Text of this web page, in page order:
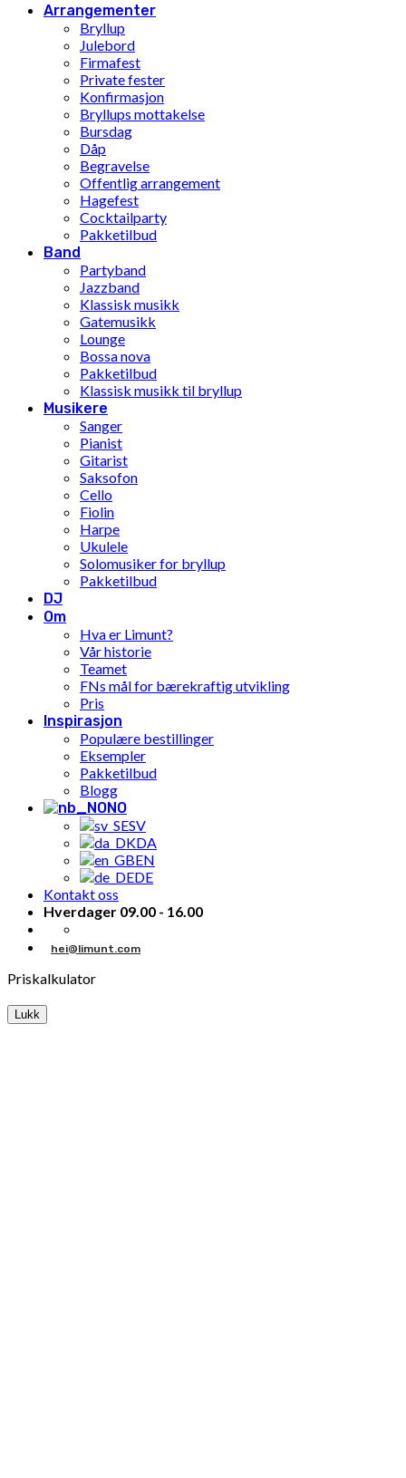
Arrangementer
Bryllup
Julebord
Firmafest
Private fester
Konfirmasjon
Bryllups mottakelse
Bursdag
Dåp
Begravelse
Offentlig arrangement
Hagefest
Cocktailparty
Pakketilbud
Band
Partyband
Jazzband
Klassisk musikk
Gatemusikk
Lounge
Bossa nova
Pakketilbud
Klassisk musikk til bryllup
Musikere
Sanger
Pianist
Gitarist
Saksofon
Cello
Fiolin
Harpe
Ukulele
Solomusiker for bryllup
Pakketilbud
DJ
Om
Hva er Limunt?
Vår historie
Teamet
FNs mål for bærekraftig utvikling
Pris
Inspirasjon
Populære bestillinger
Eksempler
Pakketilbud
Blogg
NO
SV
DA
EN
DE
Kontakt oss
Hverdager 09.00 - 16.00
hei@limunt.com
Priskalkulator
Lukk